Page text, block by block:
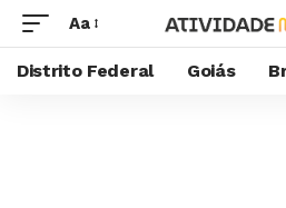
Aa
Distrito Federal Goiás